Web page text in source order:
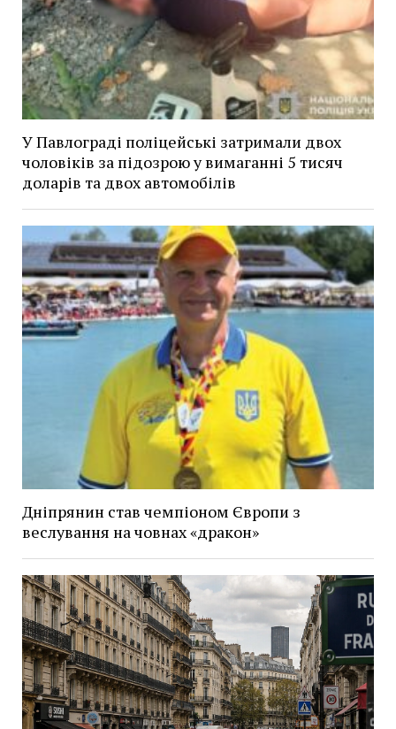
У Павлограді поліцейські затримали двох
чоловіків за підозрою у вимаганні 5 тисяч
доларів та двох автомобілів
Дніпрянин став чемпіоном Європи з
веслування на човнах «дракон»